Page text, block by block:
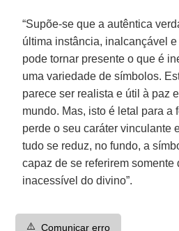
“Supõe-se que a autêntica
última instância, inalcançável
pode tornar presente o que é
uma variedade de símbolos.
parece ser realista e útil à paz
mundo. Mas, isto é letal para a
perde o seu caráter vinculante
tudo se reduz, no fundo, a
capaz de se referirem somente
inacessível do divino”.
⚠️ Comunicar erro